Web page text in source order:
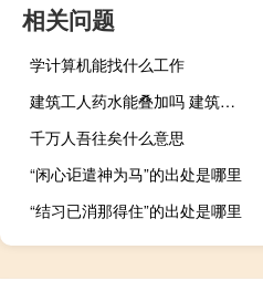
相关问题
学计算机能找什么工作
建筑工人药水能叠加吗 建筑工人药水能叠加吗
千万人吾往矣什么意思
“闲心讵遣神为马”的出处是哪里
“结习已消那得住”的出处是哪里